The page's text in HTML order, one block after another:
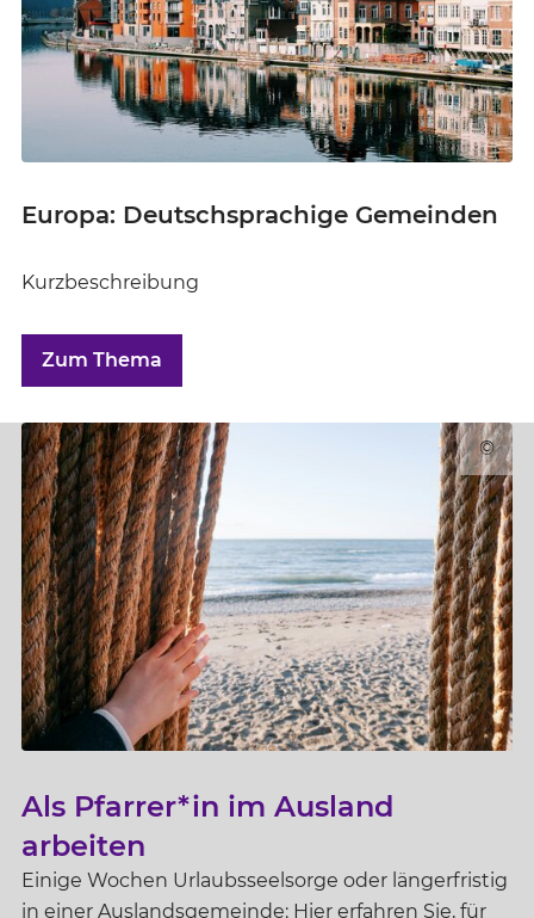
Europa: Deutschsprachige Gemeinden
Kurzbeschreibung
Zum Thema
(öffnet in einem neuen Fenster) ©
Als Pfarrer*in im Ausland
arbeiten
Einige Wochen Urlaubsseelsorge oder längerfristig
in einer Auslandsgemeinde: Hier erfahren Sie, für